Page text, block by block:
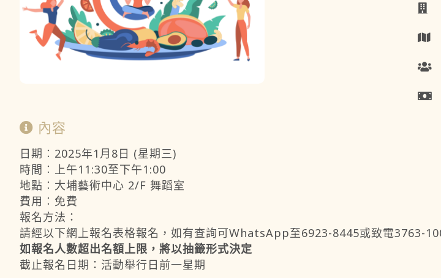
內容
日期︰2025年1月8日 (星期三)
時間︰上午11:30至下午1:00
地點︰大埔藝術中心 2/F 舞蹈室
費用︰免費
報名方法：
請經以下網上報名表格報名，如有查詢可WhatsApp至6923-8445或致電3763-
如報名人數超出名額上限，將以抽籤形式決定
截止報名日期：活動舉行日前一星期